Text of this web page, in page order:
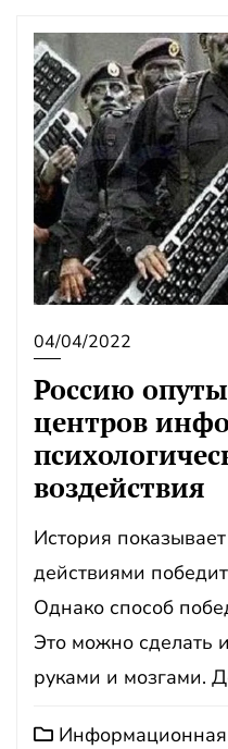
04/04/2022
Россию
центров
воздействия
История
действиями
Однако способ
Это можно сделать
руками и мозгами.